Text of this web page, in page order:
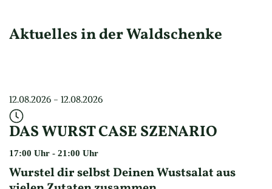
Aktuelles in der Waldschenke
12.08.2026 - 12.08.2026
DAS WURST CASE SZENARIO
17:00 Uhr - 21:00 Uhr
Wurstel dir selbst Deinen Wustsalat aus